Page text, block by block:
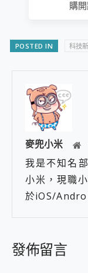
購
POSTED IN 科技
麥兜小米
我是不知名
小米，現職
於iOS/
發佈留言